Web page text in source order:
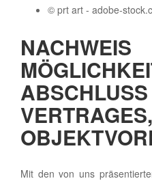
© prt art - adobe-
VERTRAGES,
Mit den von uns